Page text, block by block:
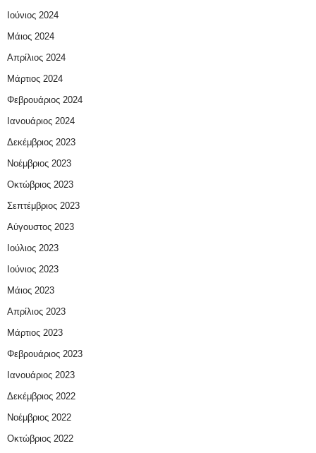
Ιούνιος 2024
Μάιος 2024
Απρίλιος 2024
Μάρτιος 2024
Φεβρουάριος 2024
Ιανουάριος 2024
Δεκέμβριος 2023
Νοέμβριος 2023
Οκτώβριος 2023
Σεπτέμβριος 2023
Αύγουστος 2023
Ιούλιος 2023
Ιούνιος 2023
Μάιος 2023
Απρίλιος 2023
Μάρτιος 2023
Φεβρουάριος 2023
Ιανουάριος 2023
Δεκέμβριος 2022
Νοέμβριος 2022
Οκτώβριος 2022